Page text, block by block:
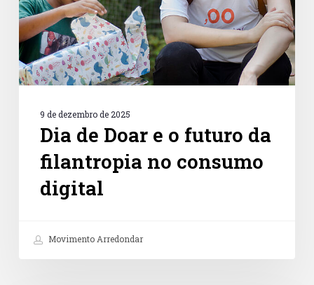
filantropia
no
consumo
digital
9 de dezembro de 2025
Dia de Doar e o futuro da
filantropia no consumo
digital
Movimento Arredondar